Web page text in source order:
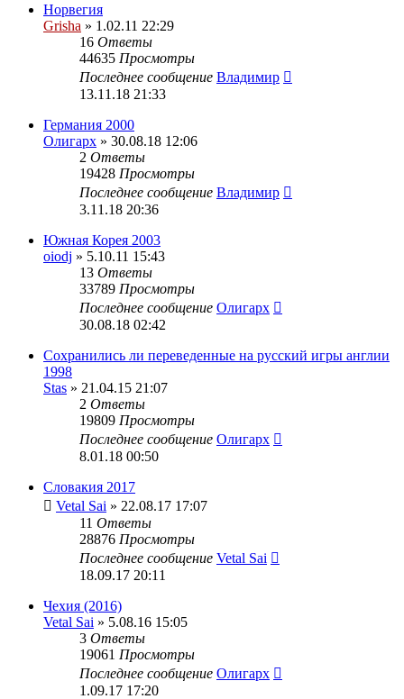
Норвегия
Grisha » 1.02.11 22:29
16 Ответы
44635 Просмотры
Последнее сообщение Владимир
13.11.18 21:33
Германия 2000
Олигарх » 30.08.18 12:06
2 Ответы
19428 Просмотры
Последнее сообщение Владимир
3.11.18 20:36
Южная Корея 2003
oiodj » 5.10.11 15:43
13 Ответы
33789 Просмотры
Последнее сообщение Олигарх
30.08.18 02:42
Сохранились ли переведенные на русский игры англии
1998
Stas » 21.04.15 21:07
2 Ответы
19809 Просмотры
Последнее сообщение Олигарх
8.01.18 00:50
Словакия 2017
Vetal Sai » 22.08.17 17:07
11 Ответы
28876 Просмотры
Последнее сообщение Vetal Sai
18.09.17 20:11
Чехия (2016)
Vetal Sai » 5.08.16 15:05
3 Ответы
19061 Просмотры
Последнее сообщение Олигарх
1.09.17 17:20